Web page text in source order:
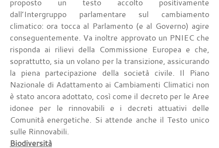
proposto un testo accolto positivamente
dall’Intergruppo parlamentare sul cambiamento
climatico: ora tocca al Parlamento (e al Governo) agire
conseguentemente. Va inoltre approvato un PNIEC che
risponda ai rilievi della Commissione Europea e che,
soprattutto, sia un volano per la transizione, assicurando
la piena partecipazione della società civile. Il Piano
Nazionale di Adattamento ai Cambiamenti Climatici non
è stato ancora adottato, così come il decreto per le Aree
idonee per le rinnovabili e i decreti attuativi delle
Comunità energetiche. Si attende anche il Testo unico
sulle Rinnovabili.
Biodiversità